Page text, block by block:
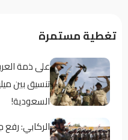
تغطية مستمرة
على ذمة
تنسيق بين
السعودية!
الركابي: رفع